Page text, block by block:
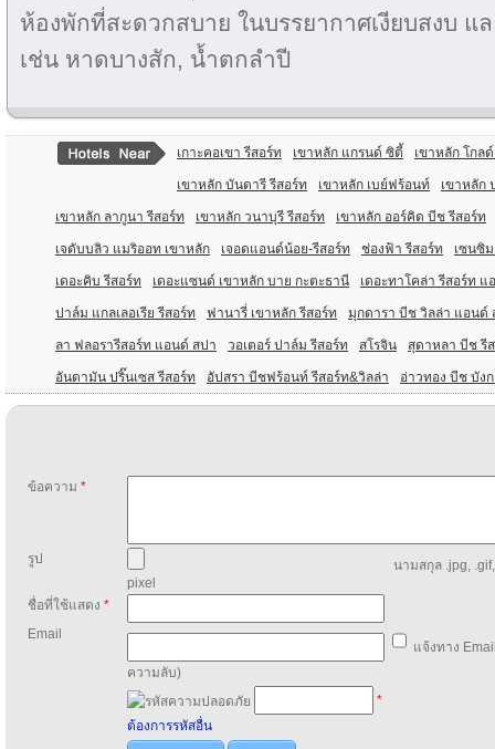
ห้องพักที่สะดวกสบาย ในบรรยากาศเงียบสงบ แ
เช่น หาดบางสัก, น้ำตกลำปี
เกาะคอเขา รีสอร์ท เขาหลัก แกรนด์ ซิตี้ เขาหลัก โกล
เขาหลัก บันดารี รีสอร์ท เขาหลัก เบย์ฟร้อนท์ เขาหลัก
เขาหลัก ลากูนา รีสอร์ท เขาหลัก วนาบุรี รีสอร์ท เขาหลัก ออร์คิด บีช รีสอร์ท
เจดับบลิว แมริออท เขาหลัก เจอดแอนด์น้อย-รีสอร์ท ช่องฟ้า รีสอร์ท เซนซิ
เดอะคิบ รีสอร์ท เดอะแซนด์ เขาหลัก บาย กะตะธานี เดอะทาโคล่า รีสอร์ท แ
ปาล์ม แกลเลอเรีย รีสอร์ท ฟานารี่ เขาหลัก รีสอร์ท มุกดารา บีช วิลล่า แอนด์
ลา ฟลอรารีสอร์ท แอนด์ สปา วอเตอร์ ปาล์ม รีสอร์ท สโรจิน สุดาหลา บีช รี
อันดามัน ปริ๊นเซส รีสอร์ท อัปสรา บีชฟร้อนท์ รีสอร์ท&วิลล่า อ่าวทอง บีช บังก
ข้อความ *
รูป
นามสกุล .jpg,
pixel
ชื่อที่ใช้แสดง *
Email
แจ้งทาง
ความลับ)
*
ต้องการรหัสอื่น